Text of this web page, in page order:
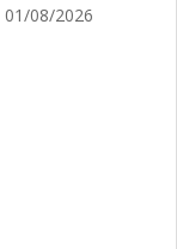
01/08/2026